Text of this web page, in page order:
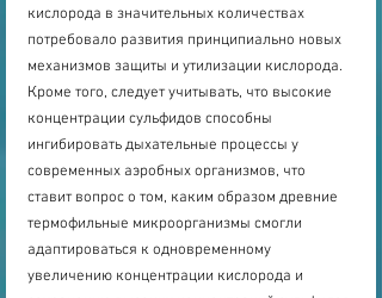
кислорода в значительных количествах
потребовало развития принципиально новых
механизмов защиты и утилизации кислорода.
Кроме того, следует учитывать, что высокие
концентрации сульфидов способны
ингибировать дыхательные процессы у
современных аэробных организмов, что
ставит вопрос о том, каким образом древние
термофильные микроорганизмы смогли
адаптироваться к одновременному
увеличению концентрации кислорода и